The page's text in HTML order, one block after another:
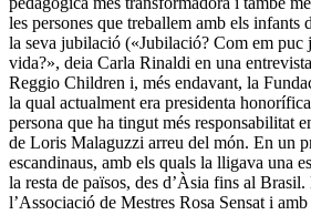
les persones que treballem amb els infants
la seva jubilació («Jubilació? Com em puc
vida?», deia Carla Rinaldi en una
Reggio Children i, més endavant, la
la qual actualment era presidenta
persona que ha tingut més responsabilitat
de Loris Malaguzzi arreu del món. En un
escandinaus, amb els quals la lligava una
la resta de països, des d’Àsia fins al
l’Associació de Mestres Rosa Sensat i